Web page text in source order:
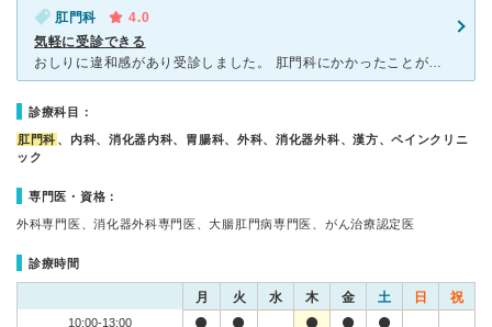
肛門科
4.0
気軽に受診できる
おしりに違和感があり受診しました。 肛門科にかかったことがなかったので、どのクリニックに行こうか迷いましたが、こちらのわかりやすいクリニック名に惹かれて決めました。 診察については、看護師さんの聞
診療科目：
肛門科 、内科、消化器内科、胃腸科、外科、消化器外科、漢方、ペインクリニ
ック
専門医・資格：
外科専門医、消化器外科専門医、大腸肛門病専門医、がん治療認定医
診療時間
月 火 水 木 金 土 日 祝
10:00-13:00